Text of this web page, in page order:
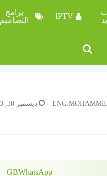
IPTV
برامج
التصاميم
ديسمبر 30, 2023
GBWhatsApp